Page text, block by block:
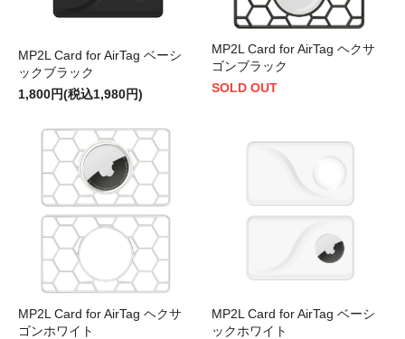
MP2L Card for AirTag ベーシ
ックブラック
1,800円(税込1,980円)
MP2L Card for AirTag ヘクサ
ゴンブラック
SOLD OUT
MP2L Card for AirTag ヘクサ
ゴンホワイト
MP2L Card for AirTag ベーシ
ックホワイト